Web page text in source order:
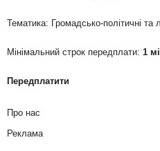
Тематика: Громадсько-політичні та
Мінімальний строк передплати: 1
Передплатити
Про нас
Реклама